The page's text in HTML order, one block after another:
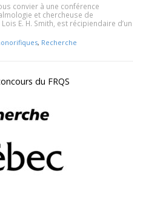
convier à une conférence
et chercheuse de
E. H. Smith, est récipiendaire d’un
, Recherche
du FRQS